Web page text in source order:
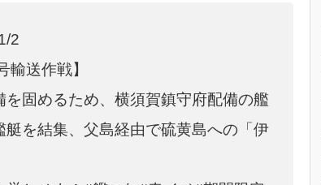
2
送作戦】
固めるため、横須賀鎮守府配備の艦
を結集、父島経由で硫黄島への「伊